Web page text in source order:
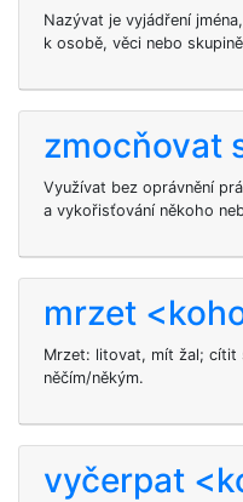
Nazývat je vyjádření
k osobě, věci nebo
zmocňovat
Využívat bez oprávnění
a vykořisťování někoho
mrzet
Mrzet: litovat, mít žal; cítit
něčím/někým.
vyčerpat